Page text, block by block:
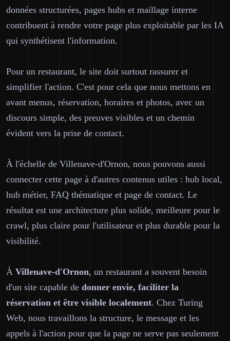
données structurées, pages hubs et maillage interne
contribuent à rendre votre page plus exploitable par les IA
qui synthétisent l'information.
Pour un restaurant, le site doit surtout rassurer et
simplifier l'action. C'est pour cela que nous mettons en
avant menus, réservation, horaires et photos, avec un
discours simple, des preuves visibles et un chemin
évident vers la prise de contact.
À l'échelle de Villenave-d'Ornon, nous pouvons aussi
connecter cette page à d'autres contenus utiles : hub local,
hub métier, FAQ thématique et page de contact. Le
résultat est une architecture plus solide, meilleure pour le
crawl, plus claire pour l'utilisateur et plus durable pour la
visibilité.
À Villenave-d'Ornon, un restaurant a souvent besoin
d'un site capable de donner envie, faciliter la
réservation et être visible localement. Chez Turing
Web, nous travaillons la structure, le message et les
appels à l'action pour que la page ne serve pas seulement